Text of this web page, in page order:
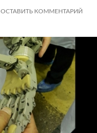
ОСТАВИТЬ КОММЕНТАРИЙ